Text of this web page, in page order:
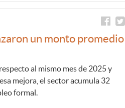
un monto promedio
al mismo mes de 2025 y
mejora, el sector acumula 32
formal.